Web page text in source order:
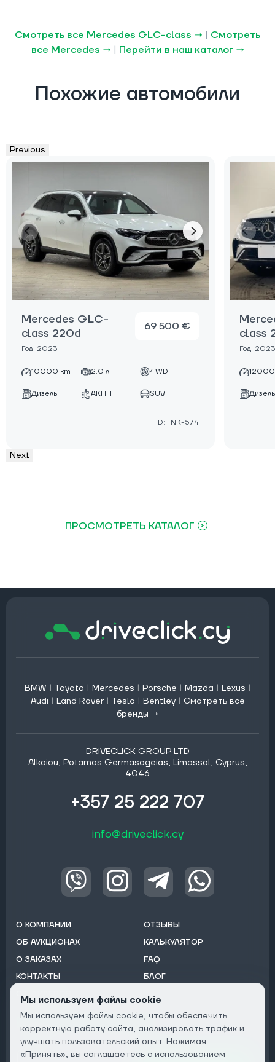
Смотреть все Mercedes GLC-class → | Смотреть
все Mercedes → | Перейти в наш каталог →
Похожие автомобили
Previous
Mercedes GLC-
class 220d
Год: 2023
69 500 €
10000 km 2.0 л 4WD
Дизель АКПП SUV
ID:TNK-574
class
Год: 2023
12000
Дизель
Next
ПРОСМОТРЕТЬ КАТАЛОГ
BMW | Toyota | Mercedes | Porsche | Mazda | Lexus |
Audi | Land Rover | Tesla | Bentley | Смотреть все
бренды →
DRIVECLICK GROUP LTD
Alkaiou, Potamos Germasogeias, Limassol, Cyprus,
4046
+357 25 222 707
info@driveclick.cy
О КОМПАНИИ
ОБ АУКЦИОНАХ
О ЗАКАЗАХ
КОНТАКТЫ
ОТЗЫВЫ
КАЛЬКУЛЯТОР
FAQ
БЛОГ
Подписаться на рассылку:
Email
Мы используем файлы cookie
Мы используем файлы cookie, чтобы обеспечить
корректную работу сайта, анализировать трафик и
улучшать пользовательский опыт. Нажимая
«Принять», вы соглашаетесь с использованием